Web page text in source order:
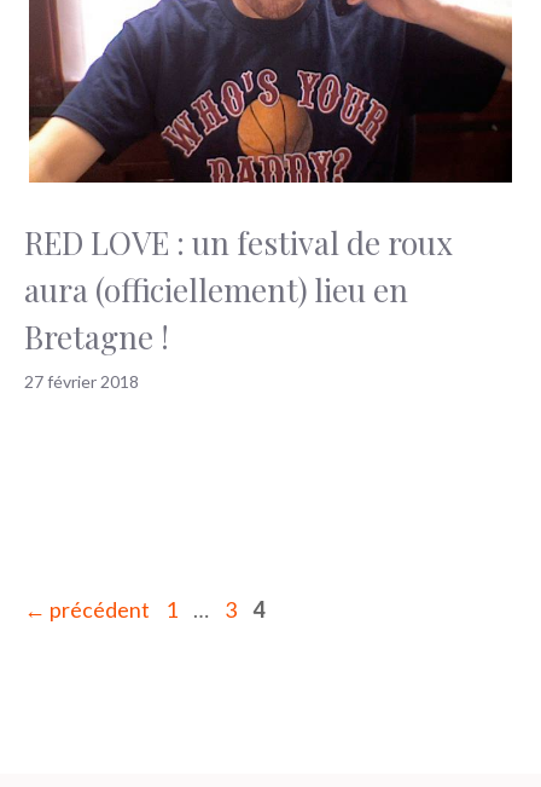
RED LOVE : un festival de roux
aura (officiellement) lieu en
Bretagne !
27 février 2018
← précédent Page
1 … Page
3 Page
4